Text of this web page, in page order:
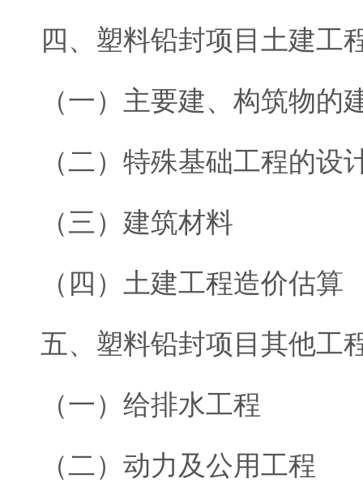
四、塑料铅封项目土建工
（一）主要建、构筑物的
（二）特殊基础工程的设
（三）建筑材料
（四）土建工程造价估算
五、塑料铅封项目其他工
（一）给排水工程
（二）动力及公用工程